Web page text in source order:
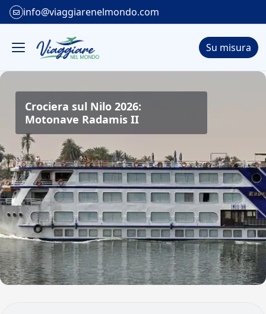
info@viaggiarenelmondo.com
Su misura
Crociera sul Nilo 2026:
Motonave Radamis II